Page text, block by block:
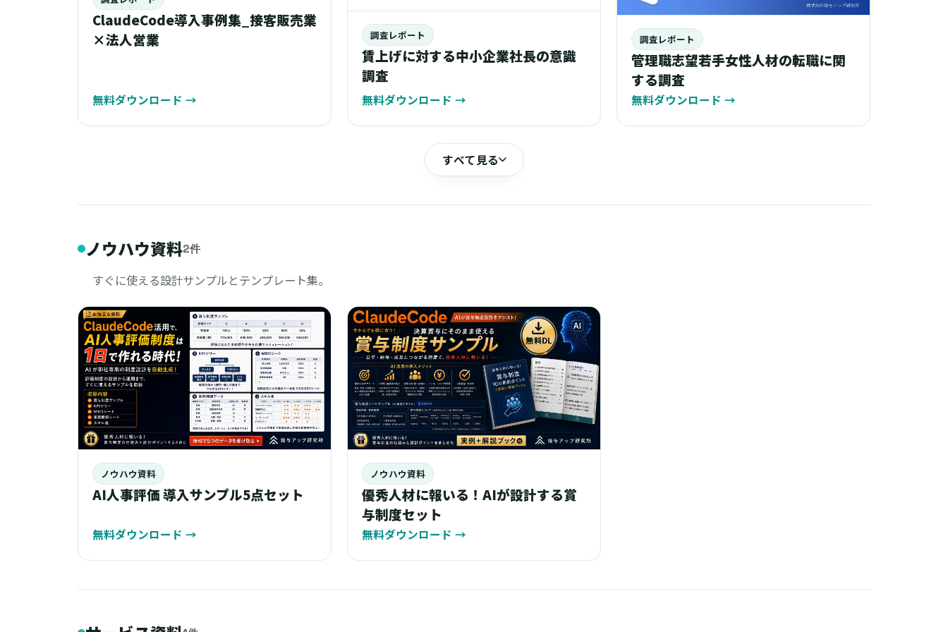
ClaudeCode導入事例集_接客販売業
×法人営業
無料ダウンロード →
調査レポート
賃上げに対する中小企業社長の意識
調査
無料ダウンロード →
調査レポート
管理職志望若手女性人材の転職に関
する調査
無料ダウンロード →
すべて見る
ノウハウ資料2件
すぐに使える設計サンプルとテンプレート集。
ノウハウ資料
AI人事評価 導入サンプル5点セット
無料ダウンロード →
ノウハウ資料
優秀人材に報いる！AIが設計する賞
与制度セット
無料ダウンロード →